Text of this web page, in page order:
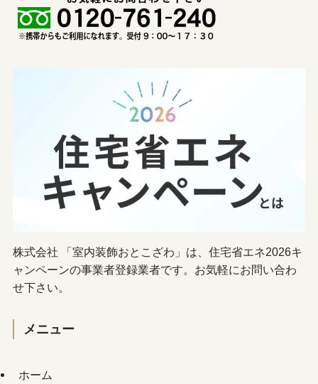
株式会社 「室内装飾おとこざわ」は、住宅省エネ2026キ
ャンペーンの事業者登録業者です。お気軽にお問い合わ
せ下さい。
メニュー
ホーム